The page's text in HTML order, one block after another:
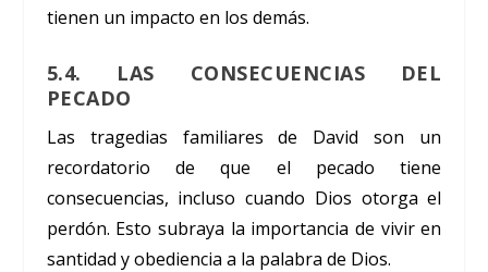
tienen un impacto en los demás.
5.4. LAS CONSECUENCIAS DEL
PECADO
Las tragedias familiares de David son un
recordatorio de que el pecado tiene
consecuencias, incluso cuando Dios otorga el
perdón. Esto subraya la importancia de vivir en
santidad y obediencia a la palabra de Dios.